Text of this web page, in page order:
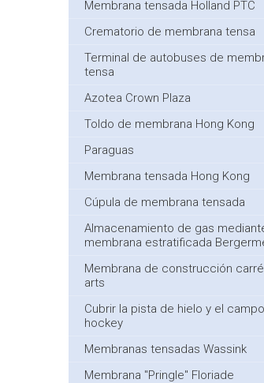
Membrana tensada Holland PTC
Crematorio de membrana tensa
Terminal de autobuses de
tensa
Azotea Crown Plaza
Toldo de membrana Hong Kong
Paraguas
Membrana tensada Hong Kong
Cúpula de membrana tensada
Almacenamiento de gas
membrana estratificada
Membrana de construcción
arts
Cubrir la pista de hielo y el
hockey
Membranas tensadas Wassink
Membrana "Pringle" Floriade